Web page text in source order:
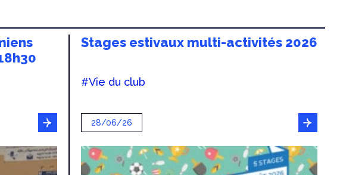
Stages estivaux multi-activités 2026
#Vie du club
28/06/26